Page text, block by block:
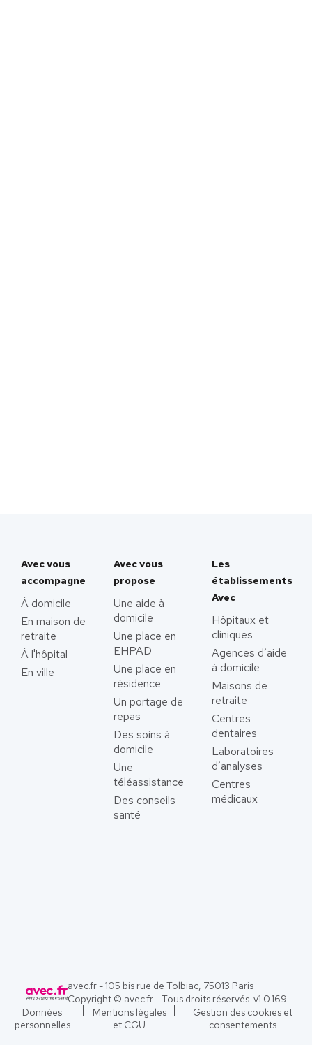
Avec vous
accompagne
À domicile
En maison de
retraite
À l'hôpital
En ville
Avec vous
propose
Une aide à
domicile
Une place en
EHPAD
Une place en
résidence
Un portage de
repas
Des soins à
domicile
Une
téléassistance
Des conseils
santé
Les
établissements
Avec
Hôpitaux et
cliniques
Agences d’aide
à domicile
Maisons de
retraite
Centres
dentaires
Laboratoires
d’analyses
Centres
médicaux
avec.fr - 105 bis rue de Tolbiac, 75013 Paris
Copyright © avec.fr - Tous droits réservés. v1.0.169
Données
personnelles
Mentions légales
et CGU
Gestion des cookies et
consentements